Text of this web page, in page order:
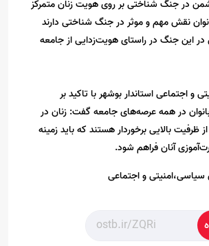
در جنگ شناختی بر روی هویت زنان متمرکز
نقش مهم و موثر در جنگ شناختی دارند
این جنگ در راستای هویت‌‌زدایی از جامعه
و اجتماعی استاندار بوشهر با تاکید بر
در همه عرصه‌های جامعه گفت: زنان در
ظرفیت بالایی برخوردار هستند که باید زمینه
آنان فراهم شود.
و اجتماعی